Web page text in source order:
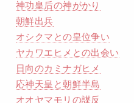
神功皇后の神がかり
朝鮮出兵
オシクマとの皇位争い
ヤカワエヒメとの出会い
日向のカミナガヒメ
応神天皇と朝鮮半島
オオヤマモリの謀反